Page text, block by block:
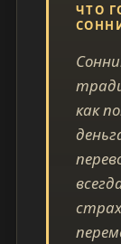
ЧТО
как